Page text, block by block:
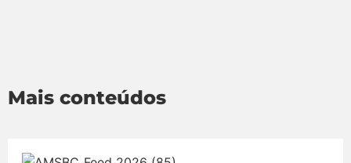
Mais conteúdos